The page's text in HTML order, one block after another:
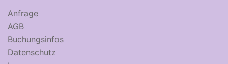
Anfrage
AGB
Buchungsinfos
Datenschutz